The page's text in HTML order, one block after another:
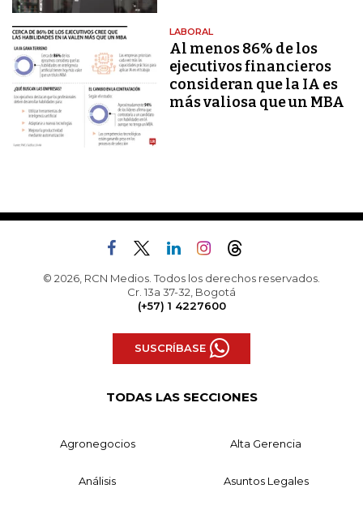
LABORAL
Al menos 86% de los
ejecutivos financieros
consideran que la IA es
más valiosa que un MBA
© 2026, RCN Medios. Todos los derechos reservados.
Cr. 13a 37-32, Bogotá
(+57) 1 4227600
SUSCRÍBASE
TODAS LAS SECCIONES
Agronegocios Alta Gerencia
Análisis Asuntos Legales